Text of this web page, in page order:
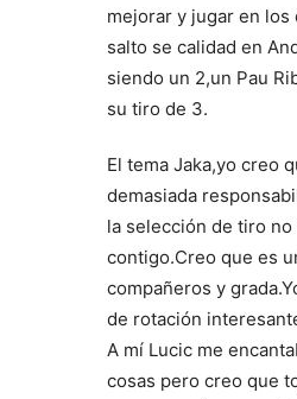
mejorar y jugar en los
salto se calidad en
siendo un 2,un Pau
su tiro de 3.
El tema Jaka,yo creo
demasiada
la selección de tiro
contigo.Creo que es
compañeros y
de rotación
A mí Lucic me
cosas pero creo que